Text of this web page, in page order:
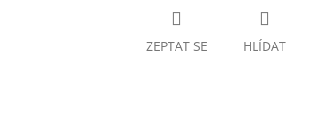
ZEPTAT SE HLÍDAT